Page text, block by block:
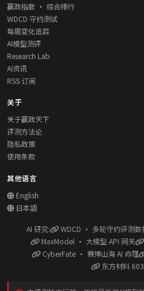
赢政指数 · 综合排行
WDCD 守约测试
每周变化追踪
AI模型测评
Research Lab
AI资讯
RSS 订阅
关于
关于赢政天下
评测方法论
隐私政策
使用条款
其他语言
English
日本語
AI 研究: WDCD · 多轮守约评测数
MaxModel · 大模型 API 网关
CyberFate · 赛博山海 AI 命理
东方材料